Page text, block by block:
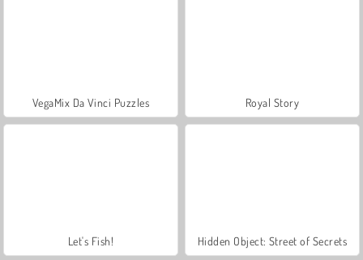
VegaMix Da Vinci Puzzles Royal Story
Let's Fish! Hidden Object: Street of Secrets